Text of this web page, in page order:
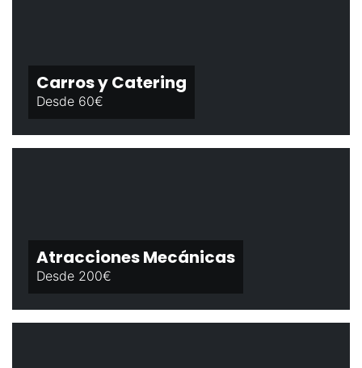
Carros y Catering
Desde 60€
Atracciones Mecánicas
Desde 200€